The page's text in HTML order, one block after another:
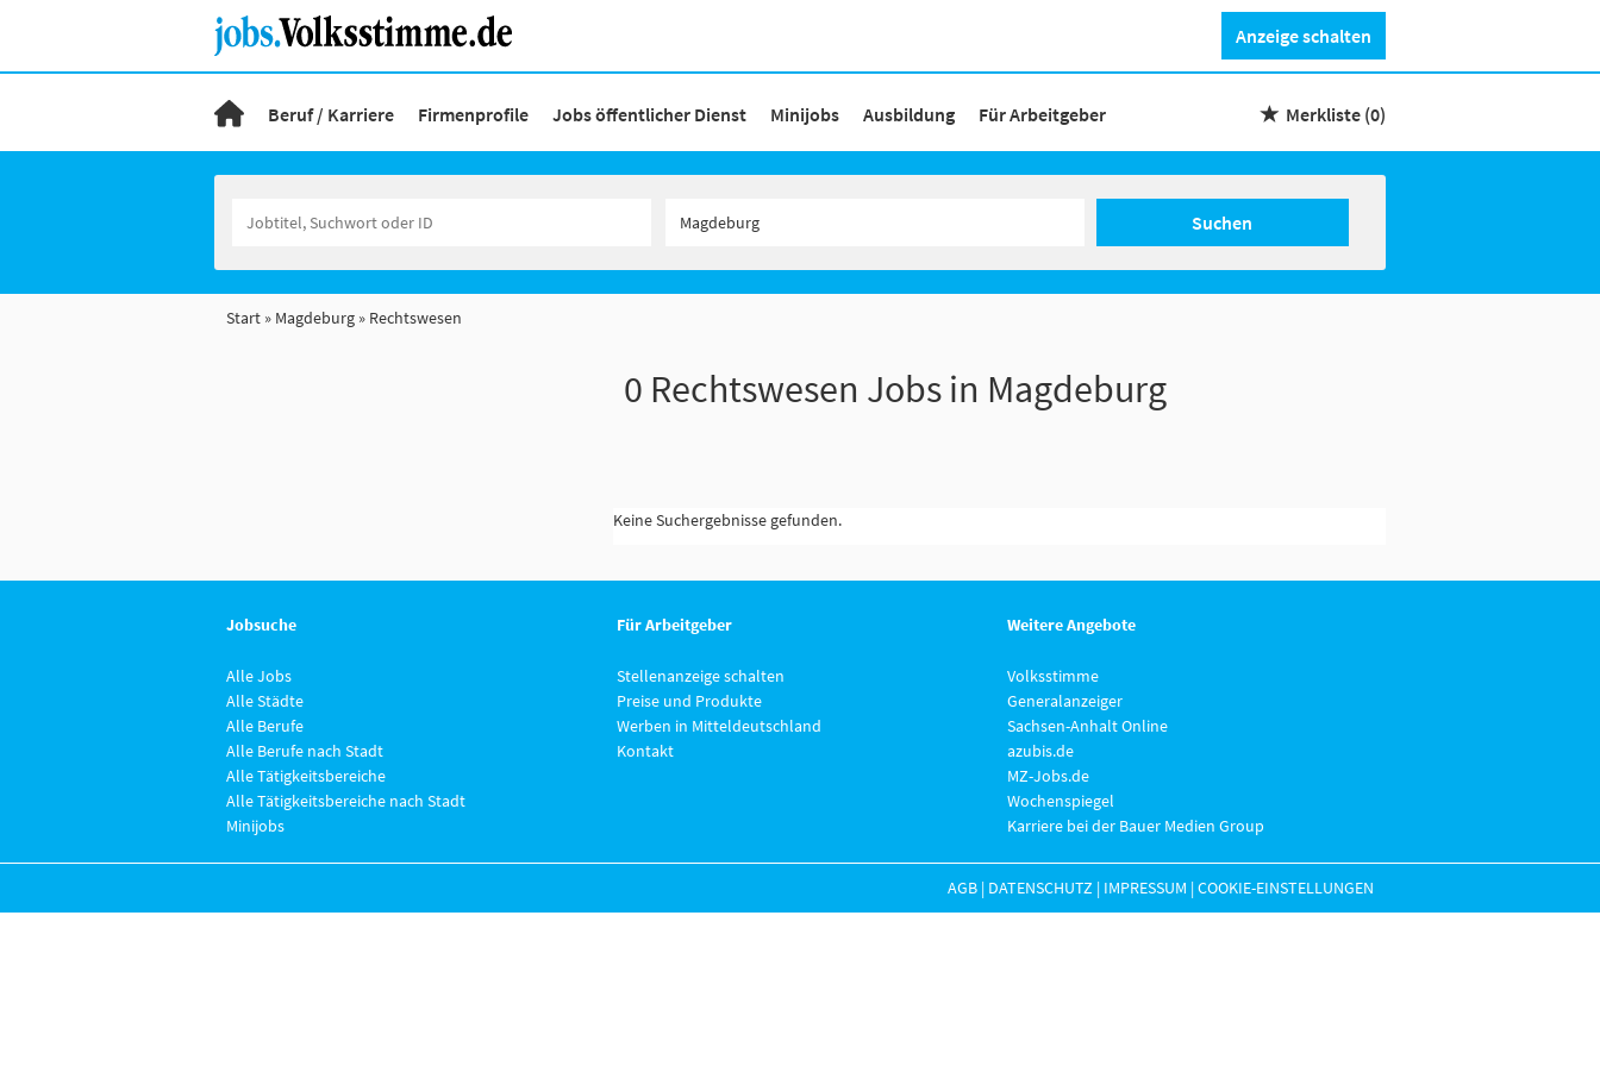
Anzeige schalten
Beruf / Karriere Firmenprofile Jobs öffentlicher Dienst Minijobs Ausbildung Für Arbeitgeber Merkliste (0)
Suchen
Start Magdeburg Rechtswesen
0 Rechtswesen Jobs in Magdeburg
Keine Suchergebnisse gefunden.
Jobsuche
Alle Jobs
Alle Städte
Alle Berufe
Alle Berufe nach Stadt
Alle Tätigkeitsbereiche
Alle Tätigkeitsbereiche nach Stadt
Minijobs
Für Arbeitgeber
Stellenanzeige schalten
Preise und Produkte
Werben in Mitteldeutschland
Kontakt
Weitere Angebote
Volksstimme
Generalanzeiger
Sachsen-Anhalt Online
azubis.de
MZ-Jobs.de
Wochenspiegel
Karriere bei der Bauer Medien Group
AGB | DATENSCHUTZ | IMPRESSUM |COOKIE-EINSTELLUNGEN